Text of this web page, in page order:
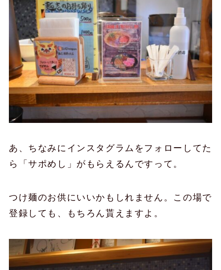
あ、ちなみにインスタグラムをフォローしてた
ら「サポめし」がもらえるんですって。
つけ麺のお供にいいかもしれません。この場で
登録しても、もちろん貰えますよ。